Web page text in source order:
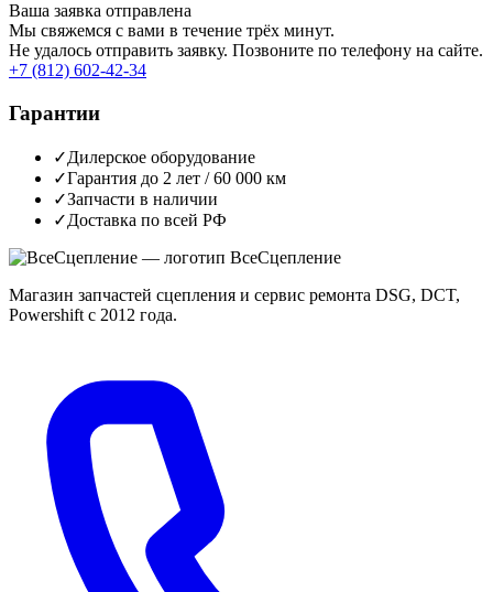
Ваша заявка отправлена
Мы свяжемся с вами в течение трёх минут.
Не удалось отправить заявку. Позвоните по телефону на сайте.
+7 (812) 602-42-34
Гарантии
✓Дилерское оборудование
✓Гарантия до 2 лет / 60 000 км
✓Запчасти в наличии
✓Доставка по всей РФ
ВсеСцепление
Магазин запчастей сцепления и сервис ремонта DSG, DCT,
Powershift с 2012 года.